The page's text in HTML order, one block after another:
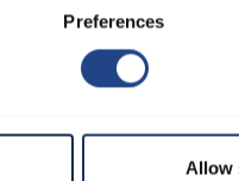
Preferences
Allow
industries
la gamme complète
à un large éventail de
aux filtres, sacs
produits qui peuvent être
industries.